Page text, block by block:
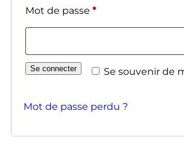
Mot de passe *
Se souvenir de
Se connecter
Mot de passe perdu ?